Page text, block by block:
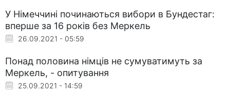
У Німеччині починаються вибори в Бундестаг:
вперше за 16 років без Меркель
26.09.2021 - 05:59
Понад половина німців не сумуватимуть за
Меркель, - опитування
25.09.2021 - 14:59